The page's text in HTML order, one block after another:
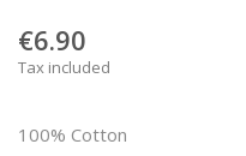
€6.90
Tax included
100% Cotton